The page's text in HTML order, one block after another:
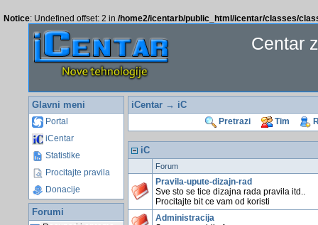
Notice: Undefined offset: 2 in /home2/icentarb/public_html/icentar/classes/
Centar
Glavni meni
Portal
iCentar
Statistike
Procitajte pravila
Donacije
Forumi
iCentar→ iC
Pretrazi Tim
iC
Forum
Pravila-upute-dizajn-rad
Sve sto se tice dizajna rada pravila itd..
Procitajte bit ce vam od koristi
Administracija